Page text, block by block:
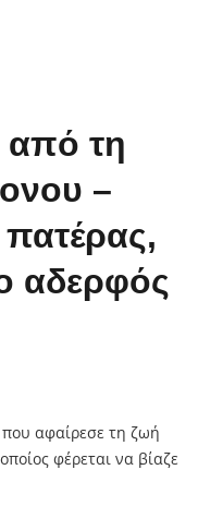
τη
–
αδερφός
αφαίρεσε τη ζωή
φέρεται να βίαζε